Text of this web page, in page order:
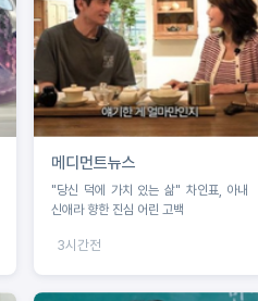
메디먼트뉴스
"당신 덕에 가치 있는 삶" 차인표, 아내
신애라 향한 진심 어린 고백
3시간전